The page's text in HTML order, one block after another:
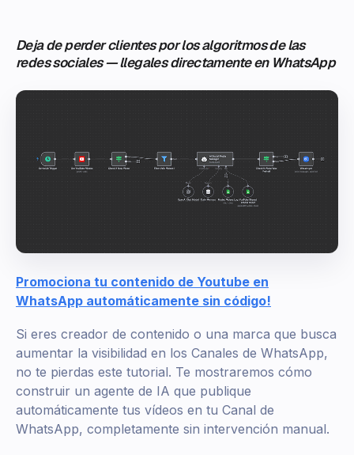
Deja de perder clientes por los algoritmos de las
redes sociales — llegales directamente en WhatsApp
Promociona tu contenido de Youtube en
WhatsApp automáticamente sin código!
Si eres creador de contenido o una marca que busca
aumentar la visibilidad en los Canales de WhatsApp,
no te pierdas este tutorial. Te mostraremos cómo
construir un agente de IA que publique
automáticamente tus vídeos en tu Canal de
WhatsApp, completamente sin intervención manual.